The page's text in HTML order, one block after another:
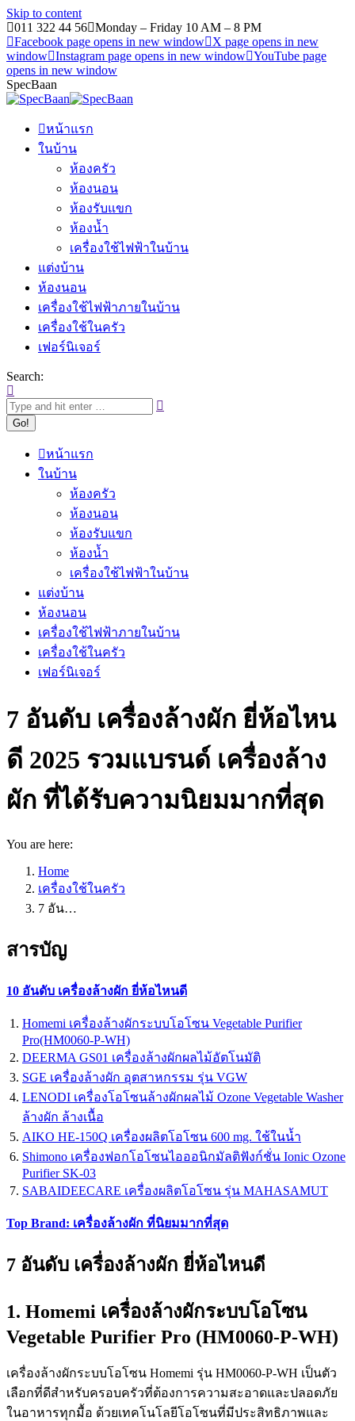
Skip to content
011 322 44 56 Monday – Friday 10 AM – 8 PM
Facebook page opens in new window
X page opens in new
window Instagram page opens in new window YouTube page
opens in new window
SpecBaan
หน้าแรก
ในบ้าน
ห้องครัว
ห้องนอน
ห้องรับแขก
ห้องน้ำ
เครื่องใช้ไฟฟ้าในบ้าน
แต่งบ้าน
ห้องนอน
เครื่องใช้ไฟฟ้าภายในบ้าน
เครื่องใช้ในครัว
เฟอร์นิเจอร์
Search:
หน้าแรก
ในบ้าน
ห้องครัว
ห้องนอน
ห้องรับแขก
ห้องน้ำ
เครื่องใช้ไฟฟ้าในบ้าน
แต่งบ้าน
ห้องนอน
เครื่องใช้ไฟฟ้าภายในบ้าน
เครื่องใช้ในครัว
เฟอร์นิเจอร์
7 อันดับ เครื่องล้างผัก ยี่ห้อไหน
ดี 2025 รวมแบรนด์ เครื่องล้าง
ผัก ที่ได้รับความนิยมมากที่สุด
You are here:
Home
เครื่องใช้ในครัว
7 อัน…
สารบัญ
10 อันดับ เครื่องล้างผัก ยี่ห้อไหนดี
Homemi เครื่องล้างผักระบบโอโซน Vegetable Purifier
Pro(HM0060-P-WH)
DEERMA GS01 เครื่องล้างผักผลไม้อัตโนมัติ
SGE เครื่องล้างผัก อุตสาหกรรม รุ่น VGW
LENODI เครื่องโอโซนล้างผักผลไม้ Ozone Vegetable Washer
ล้างผัก ล้างเนื้อ
AIKO HE-150Q เครื่องผลิตโอโซน 600 mg. ใช้ในน้ำ
Shimono เครื่องฟอกโอโซนไอออนิกมัลติฟังก์ชั่น Ionic Ozone
Purifier SK-03
SABAIDEECARE เครื่องผลิตโอโซน รุ่น MAHASAMUT
Top Brand: เครื่องล้างผัก ที่นิยมมากที่สุด
7 อันดับ เครื่องล้างผัก ยี่ห้อไหนดี
1. Homemi เครื่องล้างผักระบบโอโซน
Vegetable Purifier Pro (HM0060-P-WH)
เครื่องล้างผักระบบโอโซน Homemi รุ่น HM0060-P-WH เป็นตัว
เลือกที่ดีสำหรับครอบครัวที่ต้องการความสะอาดและปลอดภัย
ในอาหารทุกมื้อ ด้วยเทคโนโลยีโอโซนที่มีประสิทธิภาพและ